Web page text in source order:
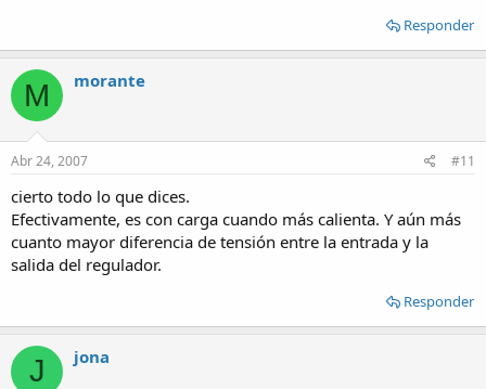
Responder
M morante
Abr 24, 2007 #11
cierto todo lo que dices.
Efectivamente, es con carga cuando más calienta. Y aún más
cuanto mayor diferencia de tensión entre la entrada y la
salida del regulador.
Responder
J jona